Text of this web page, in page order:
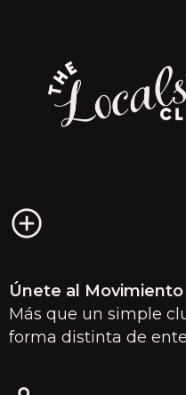
Únete al Movimiento
Más que un simple
forma distinta de